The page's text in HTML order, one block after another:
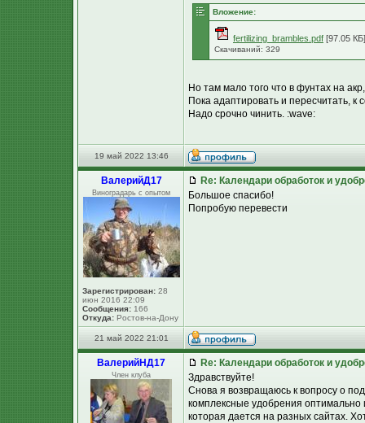
Вложение:
fertilizing_brambles.pdf [97.05 КБ]
Скачиваний: 329
Но там мало того что в фунтах на
Пока адаптировать и пересчитать, к
Надо срочно чинить. :wave:
19 май 2022 13:46
ВалерийД17
Виноградарь с опытом
Зарегистрирован: 28
июн 2016 22:09
Сообщения: 166
Откуда: Ростов-на-Дону
Re: Календари обработок и
Большое спасибо!
Попробую перевести
21 май 2022 21:01
ВалерийНД17
Член клуба
Re: Календари обработок и
Здравствуйте!
Снова я возвращаюсь к вопросу о
комплексные удобрения
которая дается на разных сайтах.